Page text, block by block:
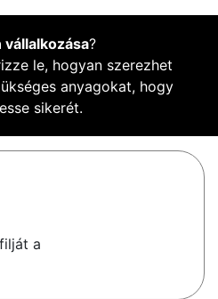
vállalkozása?
le, hogyan szerezhet
anyagokat, hogy
sikerét.
a